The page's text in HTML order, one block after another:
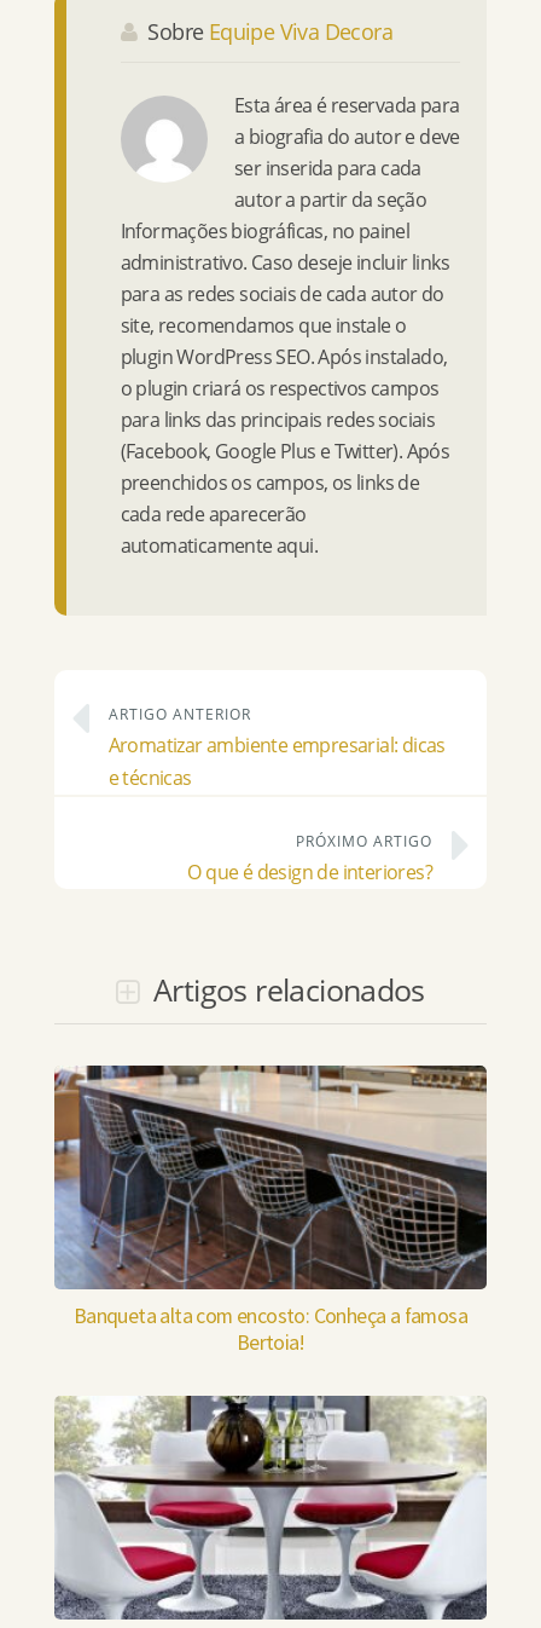
Sobre Equipe Viva Decora
Esta área é reservada para
a biografia do autor e deve
ser inserida para cada
autor a partir da seção
Informações biográficas, no painel
administrativo. Caso deseje incluir links
para as redes sociais de cada autor do
site, recomendamos que instale o
plugin WordPress SEO. Após instalado,
o plugin criará os respectivos campos
para links das principais redes sociais
(Facebook, Google Plus e Twitter). Após
preenchidos os campos, os links de
cada rede aparecerão
automaticamente aqui.
ARTIGO ANTERIOR
Aromatizar ambiente empresarial: dicas
e técnicas
PRÓXIMO ARTIGO
O que é design de interiores?
Artigos relacionados
Banqueta alta com encosto: Conheça a famosa
Bertoia!